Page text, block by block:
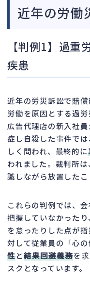
近年の労働
【判例1】過重
疾患
近年の労災訴訟で賠
労働を原因とする過
広告代理店の新入社
症し自殺した事件で
しく問われ、最終的に
われました。裁判所
識しながら放置したこ
これらの判例では、
把握していなかった
を怠ったりした点が
対して従業員の「心
性と結果回避義務を
スクとなっています。